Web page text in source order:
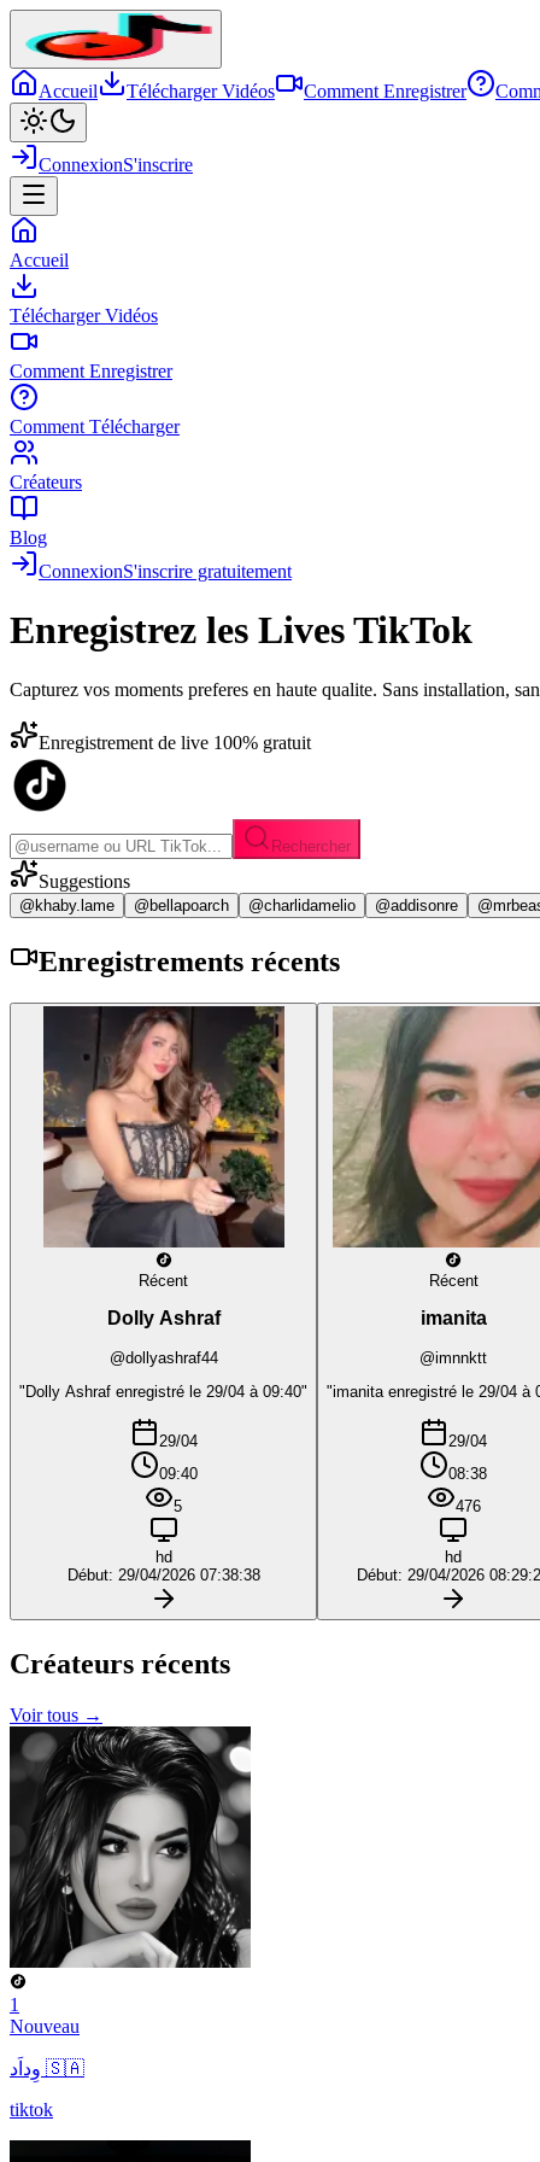
Accueil Télécharger Vidéos Comment Enregistrer
ConnexionS'inscrire
Accueil
Télécharger Vidéos
Comment Enregistrer
Comment Télécharger
Créateurs
Blog
ConnexionS'inscrire gratuitement
Enregistrez les Lives TikTok
Capturez vos moments preferes en haute qualite. Sans installation,
Enregistrement de live 100% gratuit
Rechercher
Suggestions
@khaby.lame @bellapoarch @charlidamelio @addisonre
Enregistrements récents
Récent
Dolly Ashraf
@dollyashraf44
"Dolly Ashraf enregistré le 29/04 à 09:40"
29/04
09:40
5
hd
Début: 29/04/2026 07:38:38
Récent
imanita
@imnnktt
"imanita enregistré le 29/04 à
29/04
08:38
476
hd
Début: 29/04/2026
Créateurs récents
Voir tous →
1
Nouveau
وِداَد 🇸🇦
tiktok